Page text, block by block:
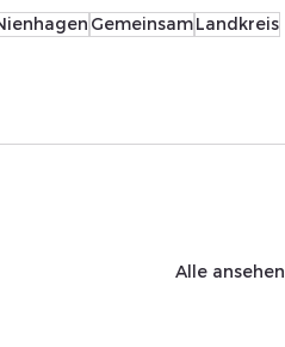
GemeinsamLandkreis
Alle ansehen